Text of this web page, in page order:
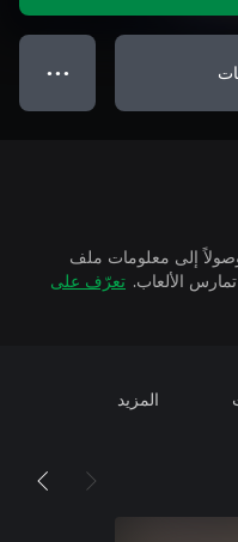
● ● ●
وصولاً إلى معلومات ملف
تعرّف على
المزيد